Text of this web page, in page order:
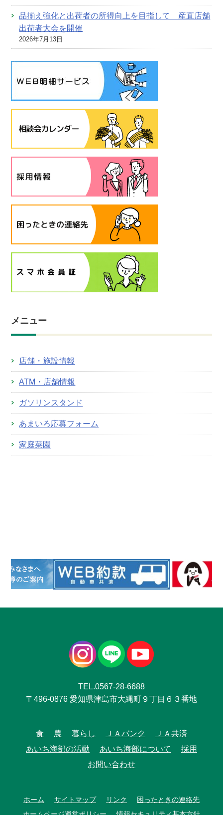
品揃え強化と出荷者の所得向上を目指して 産直店舗
出荷者大会を開催
2026年7月13日
メニュー
店舗・施設情報
ATM・店舗情報
ガソリンスタンド
あまいろ応募フォーム
家庭菜園
TEL.0567-28-6688
〒496-0876 愛知県津島市大縄町９丁目６３番地
食 農 暮らし ＪＡバンク
ＪＡ共済
あいち海部の活動
あいち海部について
採用
お問い合わせ
ホーム サイトマップ リンク
困ったときの連絡先